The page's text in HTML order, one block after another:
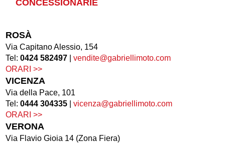
CONCESSIONARIE
ROSÀ
Via Capitano Alessio, 154
Tel:0424 582497 |vendite@gabriellimoto.com
ORARI >>
VICENZA
Via della Pace, 101
Tel:0444 304335 |vicenza@gabriellimoto.com
ORARI >>
VERONA
Via Flavio Gioia 14 (Zona Fiera)